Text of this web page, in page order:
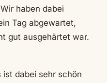
haben dabei
Tag abgewartet,
gut ausgehärtet war.
ist dabei sehr schön